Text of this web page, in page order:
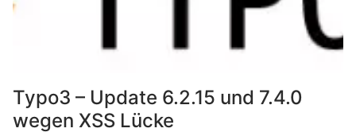
Typo3 – Update 6.2.15 und 7.4.0
wegen XSS Lücke